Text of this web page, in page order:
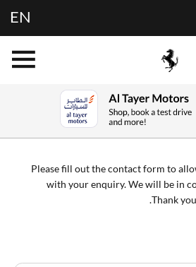
EN
BOOK A
Please fill out the contact form to
with your enquiry. We will be in
Thank